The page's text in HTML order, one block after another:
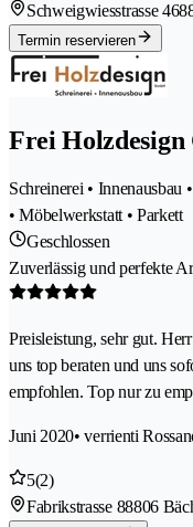
Schweigwiesstrasse 46
Termin reservieren
Frei
Schreinerei • Innenausbau
• Möbelwerkstatt • Parkett
Geschlossen
Zuverlässig und perfekte
Preisleistung, sehr gut.
uns top beraten und uns
empfohlen. Top nur zu
Juni 2020• verrienti
5(2)
Fabrikstrasse 88806